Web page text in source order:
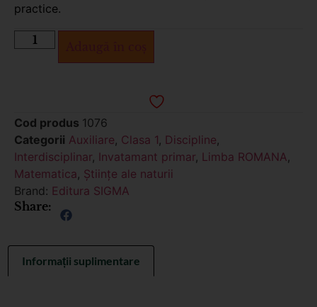
practice.
Cod produs 1076
Categorii Auxiliare, Clasa 1, Discipline,
Interdisciplinar, Invatamant primar, Limba ROMANA,
Matematica, Științe ale naturii
Brand: Editura SIGMA
Share:
Informații suplimentare